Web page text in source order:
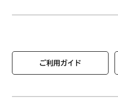
ご利用ガイド